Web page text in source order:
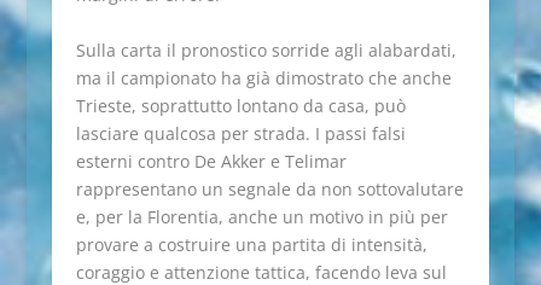
Sulla carta il pronostico sorride agli alabardati,
ma il campionato ha già dimostrato che anche
Trieste, soprattutto lontano da casa, può
lasciare qualcosa per strada. I passi falsi
esterni contro De Akker e Telimar
rappresentano un segnale da non sottovalutare
e, per la Florentia, anche un motivo in più per
provare a costruire una partita di intensità,
coraggio e attenzione tattica, facendo leva sul